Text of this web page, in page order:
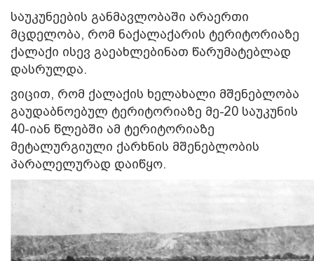
საუკუნეების განმავლობაში არაერთი
მცდელობა, რომ ნაქალაქარის ტერიტორიაზე
ქალაქი ისევ გაეახლებინათ წარუმატებლად
დასრულდა.
ვიცით, რომ ქალაქის ხელახალი მშენებლობა
გაუდაბნოებულ ტერიტორიაზე მე-20 საუკუნის
40-იან წლებში ამ ტერიტორიაზე
მეტალურგიული ქარხნის მშენებლობის
პარალელურად დაიწყო.